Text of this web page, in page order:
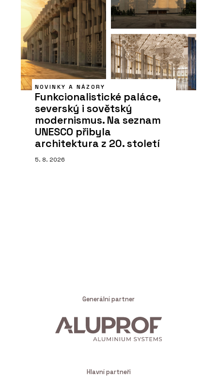
NOVINKY A NÁZORY
Funkcionalistické paláce,
severský i sovětský
modernismus. Na seznam
UNESCO přibyla
architektura z 20. století
5. 8. 2026
Generální partner
Hlavní partneři